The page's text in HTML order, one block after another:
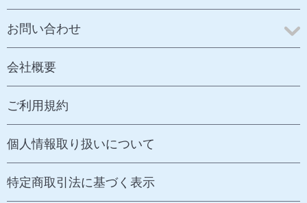
お問い合わせ
会社概要
ご利用規約
個人情報取り扱いについて
特定商取引法に基づく表示